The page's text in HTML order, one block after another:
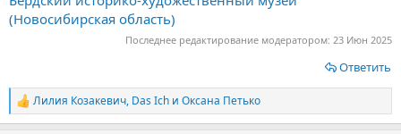
(Новосибирская область)
Последнее редактирование модератором: 23 Июн 2025
Ответить
Р
е
Лилия Козакевич, Das Ich и Оксана Петько